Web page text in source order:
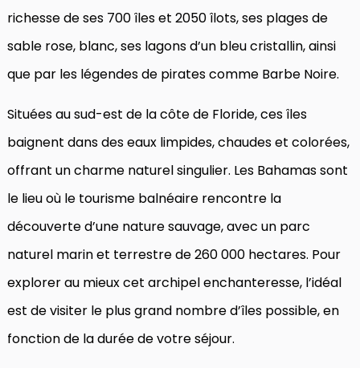
richesse de ses 700 îles et 2050 îlots, ses plages de
sable rose, blanc, ses lagons d’un bleu cristallin, ainsi
que par les légendes de pirates comme Barbe Noire.
Situées au sud-est de la côte de Floride, ces îles
baignent dans des eaux limpides, chaudes et colorées,
offrant un charme naturel singulier. Les Bahamas sont
le lieu où le tourisme balnéaire rencontre la
découverte d’une nature sauvage, avec un parc
naturel marin et terrestre de 260 000 hectares. Pour
explorer au mieux cet archipel enchanteresse, l’idéal
est de visiter le plus grand nombre d’îles possible, en
fonction de la durée de votre séjour.